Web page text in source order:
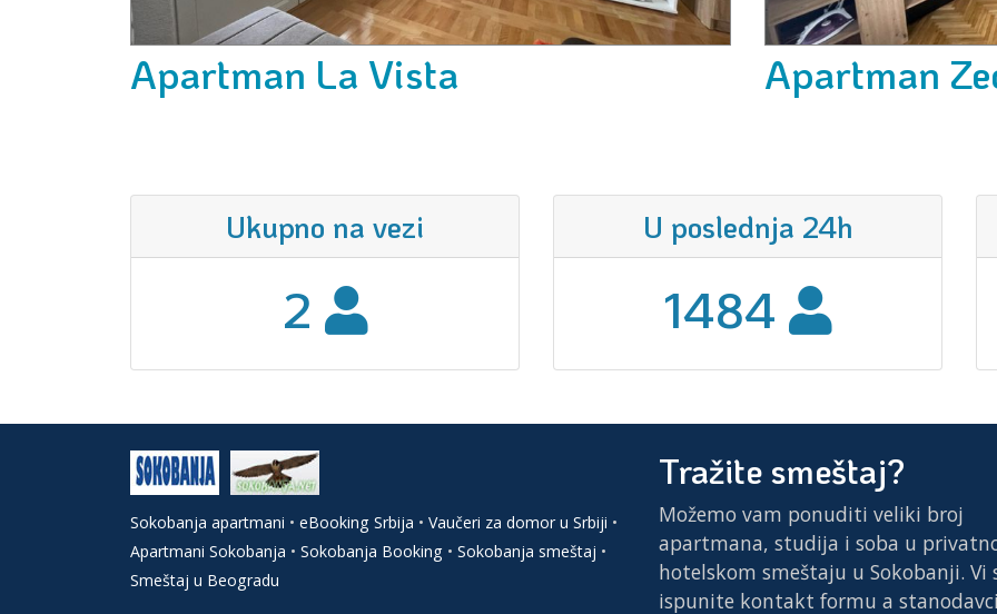
Apartman La Vista Apartman
Ukupno na vezi
2
U poslednja 24h
1484
Sokobanja apartmani • eBooking Srbija • Vaučeri za domor u Srbiji •
Apartmani Sokobanja • Sokobanja Booking • Sokobanja smeštaj •
Smeštaj u Beogradu
Tražite smeštaj?
Možemo vam ponuditi veliki broj
apartmana, studija i soba u
hotelskom smeštaju u Sokobanji. Vi
ispunite kontakt formu a